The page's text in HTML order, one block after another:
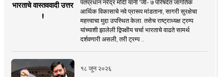
भारताचे वास्तववादी उत्तर
!
पंतप्रधान नरेंद्र मोदी यांनी 'जी- ७ परिषदेत जागतिक
आर्थिक विकासाचे नवे प्रारूप मांडताना, सागरी सुरक्षेचा
महत्त्वाचा मुद्दा उपस्थित केला. तसेच राष्ट्राध्यक्ष ट्रम्प
यांच्याशी झालेली द्विपक्षीय चर्चा भारताचे वाढते सामर्थ
दर्शवणारी असली, तरी ट्रम्प ..
१८ जून २०२६